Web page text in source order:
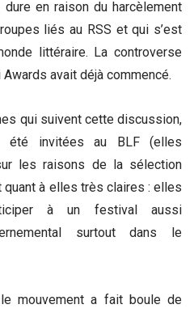
en raison du harcèlement
liés au RSS et qui s’est
littéraire. La controverse
avait déjà commencé.
qui suivent cette discussion,
été invitées au BLF (elles
les raisons de la sélection
quant à elles très claires : elles
à un festival aussi
surtout dans le
mouvement a fait boule de